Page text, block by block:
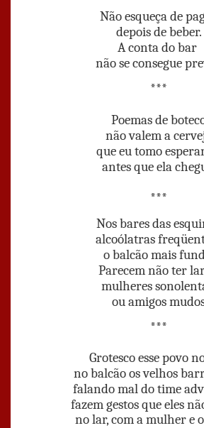
Não esqueça de
depois de beber.
A conta do bar
não se consegue
***
Poemas de
não valem a
que eu tomo
antes que ela
***
Nos bares das
alcoólatras
o balcão mais
Parecem não ter
mulheres
ou amigos
***
Grotesco esse povo
no balcão os velhos
falando mal do time
fazem gestos que eles
no lar, com a mulher e